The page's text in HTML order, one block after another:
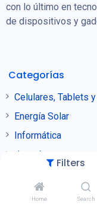
Filters
Home Search
con lo último en
de dispositivos y
Categorías
Celulares, Tablets
Energía Solar
Informática
Joyería
Seguridad